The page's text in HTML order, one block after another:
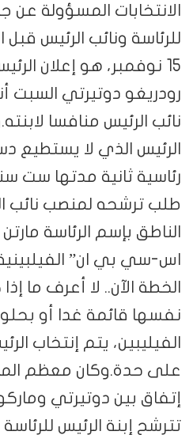
الانتخابات المسؤولة عن
للرئاسة ونائب الرئيس
15 نوفمبر، هو إعلان
رودريغو دوتيرتي السبت
نائب الرئيس منافسا
الرئيس الذي لا يستطيع
رئاسية ثانية مدتها ست
طلب ترشحه لمنصب نائب
الناطق بإسم الرئاسة مارتن
اس-سي بي ان”
الخطة الآن.. لا أعرف ما
نفسها قائمة غدا أو
الفيليبين، يتم إنتخاب
على حدة.وكان معظم
إتفاق بين دوتيرتي
تترشح إبنة الرئيس